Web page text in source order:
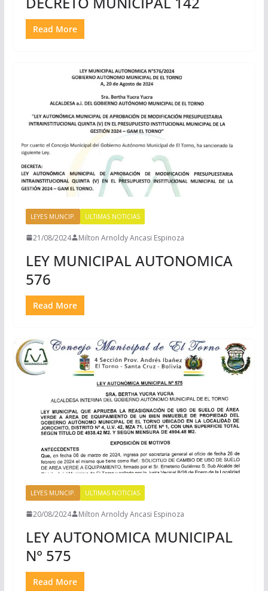
Read More
LEYES MUNCIP. ULTIMAS NOTICIAS
21/08/2024 Milton Arnoldy Ancasi Espinoza
LEY MUNICIPAL AUTONOMICA
576
Read More
LEYES MUNCIP. ULTIMAS NOTICIAS
20/08/2024 Milton Arnoldy Ancasi Espinoza
LEY AUTONOMICA MUNICIPAL
N° 575
Read More